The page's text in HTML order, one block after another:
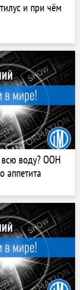
и при чём
всю воду? ООН
аппетита